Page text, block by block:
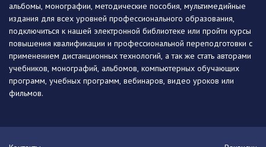
альбомы, монографии, методические пособия, мультимедийные
издания для всех уровней профессионального образования,
подключиться к нашей электронной библиотеке или пройти курсы
повышения квалификации и профессиональной переподготовки с
применением дистанционных технологий, а так же стать авторами
учебников, монографий, альбомов, компьютерных обучающих
программ, учебных программ, вебинаров, видео уроков или
фильмов.